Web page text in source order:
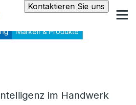
Kontaktieren Sie uns
Marken & Produkte
im Handwerk